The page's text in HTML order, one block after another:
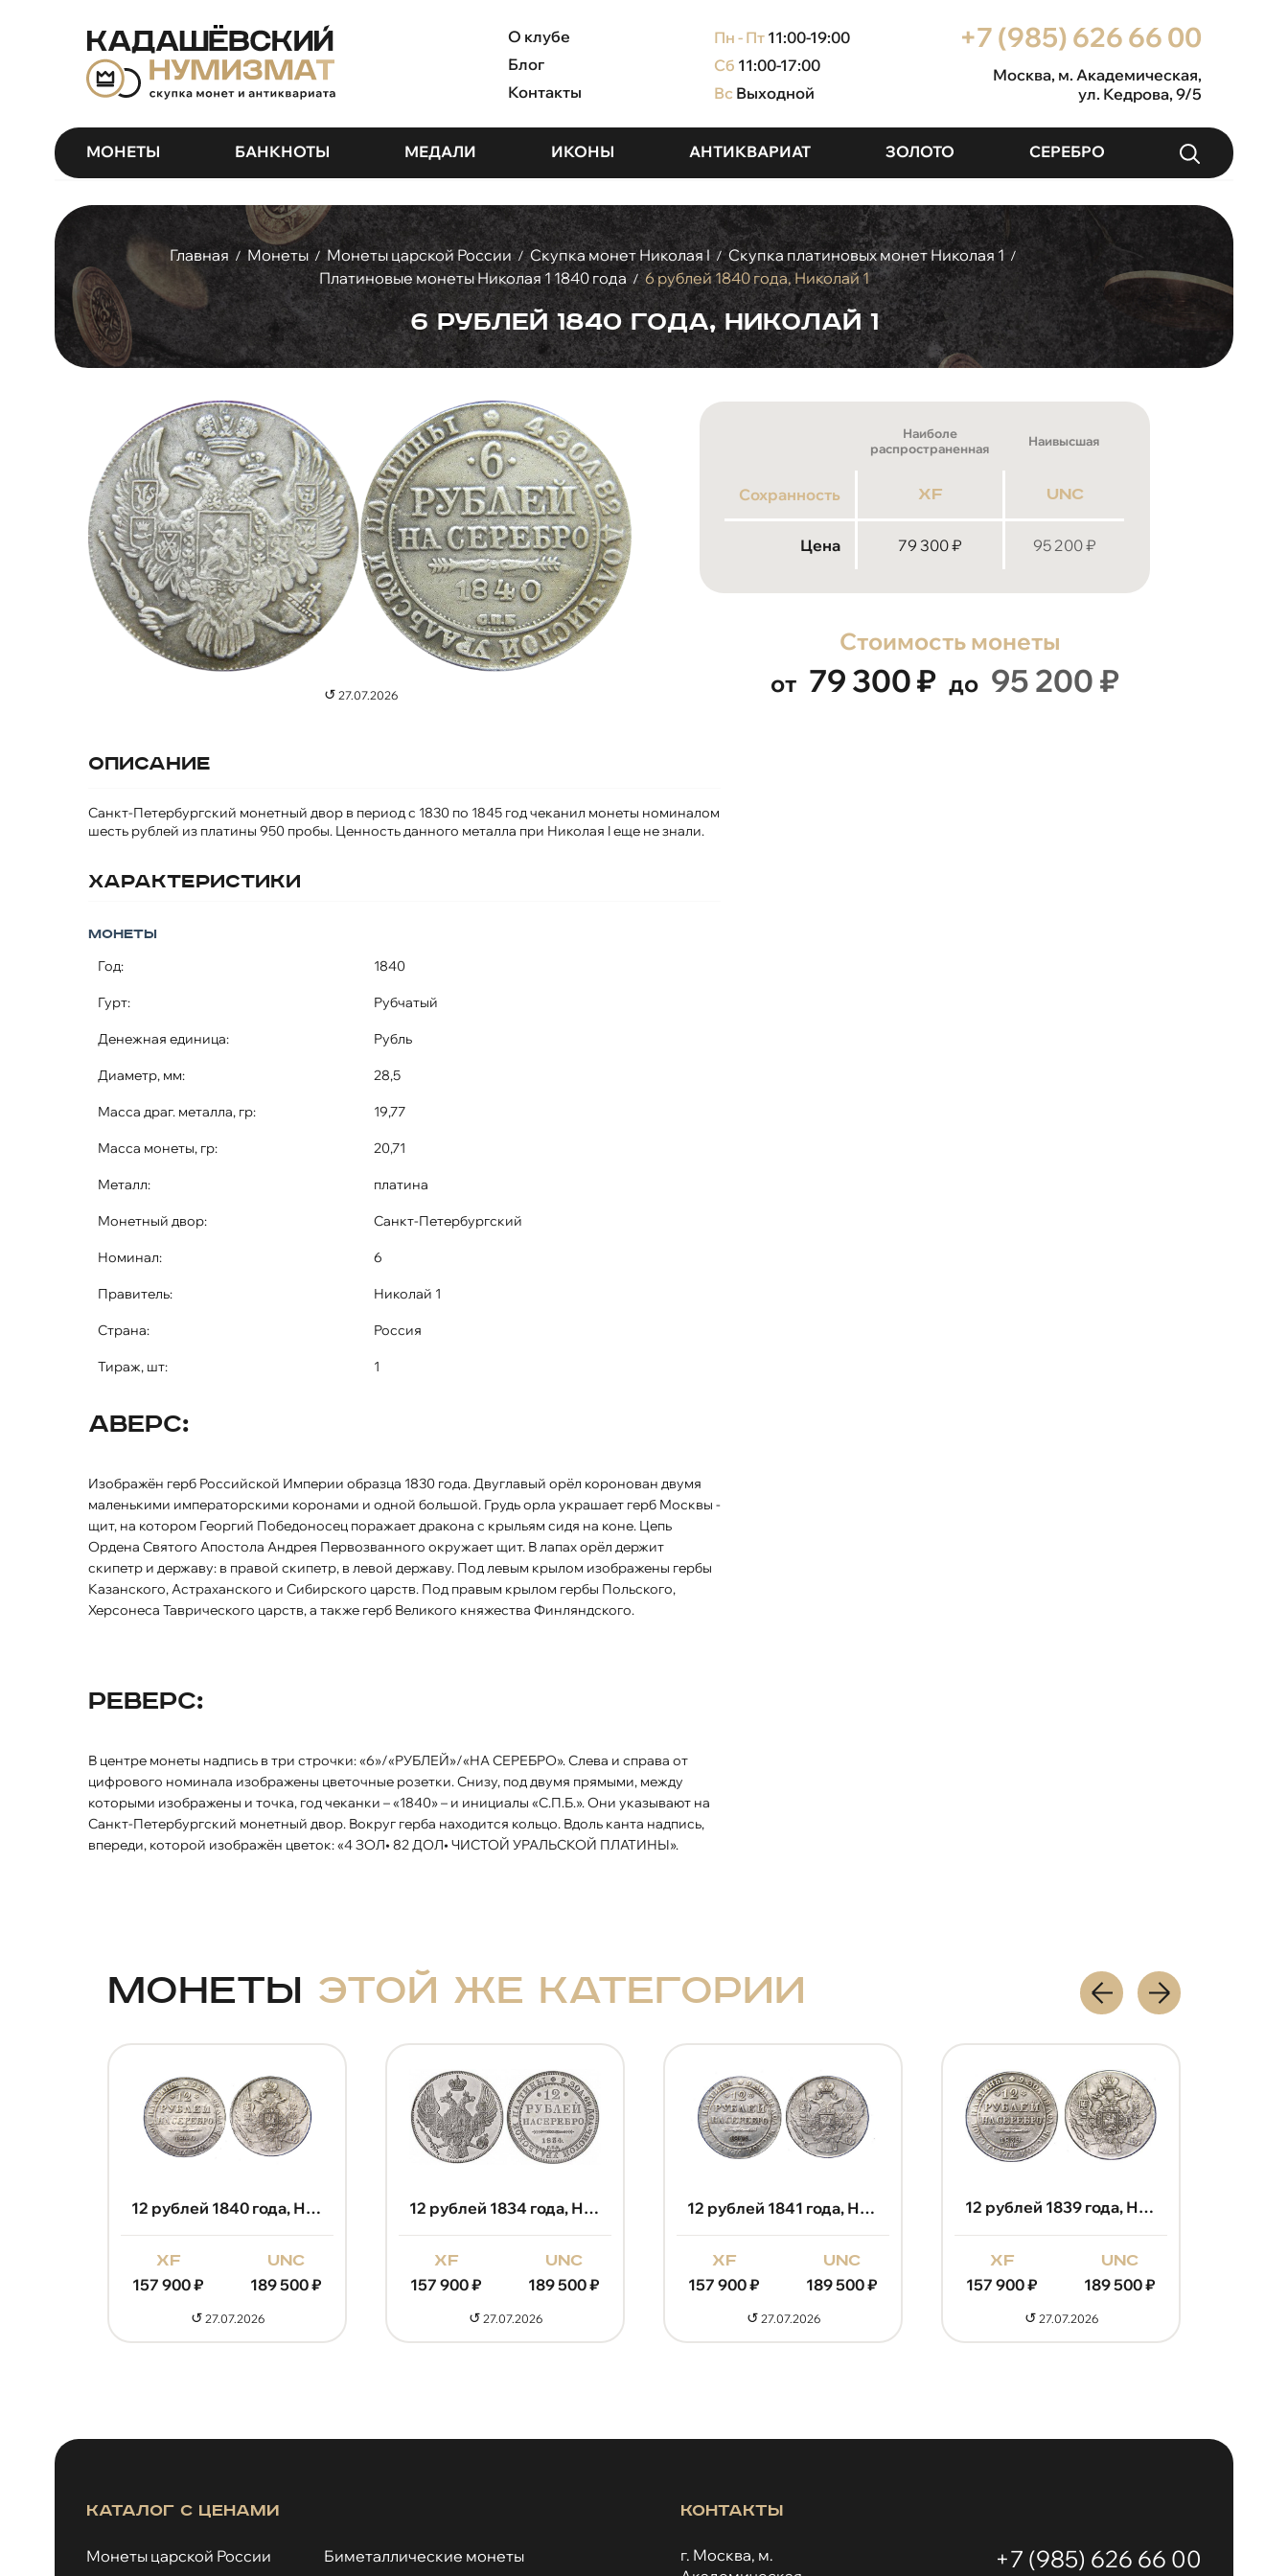
О клубе
Блог
Контакты
Пн - Пт 11:00-19:00
Сб 11:00-17:00
Вс Выходной
+7 (985) 626 66 00
Москва, м. Академическая,
ул. Кедрова, 9/5
МОНЕТЫ БАНКНОТЫ МЕДАЛИ ИКОНЫ АНТИКВАРИАТ ЗОЛОТО СЕРЕБРО
Главная / Монеты / Монеты царской России / Скупка монет Николая I / Скупка платиновых монет Николая 1 /
Платиновые монеты Николая 1 1840 года / 6 рублей 1840 года, Николай 1
6 рублей 1840 года, Николай 1
↺ 27.07.2026
Наиболе
распространенная
Наивысшая
Сохранность xf unc
Цена 79 300₽ 95 200₽
Стоимость монеты
от 79 300₽ до 95 200 ₽
Описание
Санкт-Петербургский монетный двор в период с 1830 по 1845 год чеканил монеты номиналом
шесть рублей из платины 950 пробы. Ценность данного металла при Николая I еще не знали.
Характеристики
Монеты
Год: 1840
Гурт: Рубчатый
Денежная единица: Рубль
Диаметр, мм: 28,5
Масса драг. металла, гр: 19,77
Масса монеты, гр: 20,71
Металл: платина
Монетный двор: Санкт-Петербургский
Номинал: 6
Правитель: Николай 1
Страна: Россия
Тираж, шт: 1
Аверс:
Изображён герб Российской Империи образца 1830 года. Двуглавый орёл коронован двумя
маленькими императорскими коронами и одной большой. Грудь орла украшает герб Москвы -
щит, на котором Георгий Победоносец поражает дракона с крыльям сидя на коне. Цепь
Ордена Святого Апостола Андрея Первозванного окружает щит. В лапах орёл держит
скипетр и державу: в правой скипетр, в левой державу. Под левым крылом изображены гербы
Казанского, Астраханского и Сибирского царств. Под правым крылом гербы Польского,
Херсонеса Таврического царств, а также герб Великого княжества Финляндского.
Реверс:
В центре монеты надпись в три строчки: «6»/«РУБЛЕЙ»/«НА СЕРЕБРО». Слева и справа от
цифрового номинала изображены цветочные розетки. Снизу, под двумя прямыми, между
которыми изображены и точка, год чеканки – «1840» – и инициалы «С.П.Б.». Они указывают на
Санкт-Петербургский монетный двор. Вокруг герба находится кольцо. Вдоль канта надпись,
впереди, которой изображён цветок: «4 ЗОЛ• 82 ДОЛ• ЧИСТОЙ УРАЛЬСКОЙ ПЛАТИНЫ».
Монеты этой же категории
12 рублей 1840 года, Николай 1
xf
157 900₽
unc
189 500₽
↺ 27.07.2026
12 рублей 1834 года, Николай 1
xf
157 900₽
unc
189 500₽
↺ 27.07.2026
12 рублей 1841 года, Николай 1
xf
157 900₽
unc
189 500₽
↺ 27.07.2026
12 рублей 1839 года, Николай 1
xf
157 900₽
unc
189 500₽
↺ 27.07.2026
Каталог с ценами
Монеты царской России Биметаллические монеты
Контакты
г. Москва, м.
+7 (985) 626 66 00